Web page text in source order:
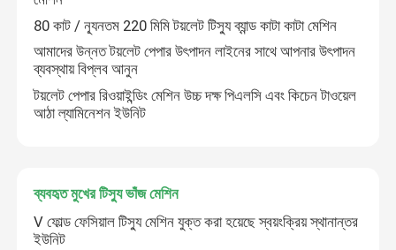
80 কাট / ন্যূনতম 220 মিমি টয়লেট টিস্যু ব্যান্ড কাটা কাটা মেশিন
আমাদের উন্নত টয়লেট পেপার উৎপাদন লাইনের সাথে আপনার উৎপাদন
ব্যবস্থায় বিপ্লব আনুন
টয়লেট পেপার রিওয়াইন্ডিং মেশিন উচ্চ দক্ষ পিএলসি এবং কিচেন টাওয়েল
আঠা ল্যামিনেশন ইউনিট
ব্যবহৃত মুখের টিস্যু ভাঁজ মেশিন
V ফোল্ড ফেসিয়াল টিস্যু মেশিন যুক্ত করা হয়েছে স্বয়ংক্রিয় স্থানান্তর
ইউনিট